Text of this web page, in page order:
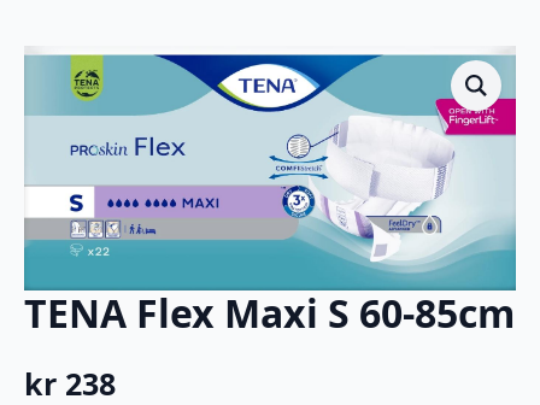
TENA Flex Maxi S 60-85cm
kr 238